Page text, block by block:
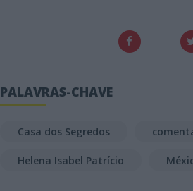
PALAVRAS-CHAVE
Casa dos Segredos
Helena Isabel Patrício